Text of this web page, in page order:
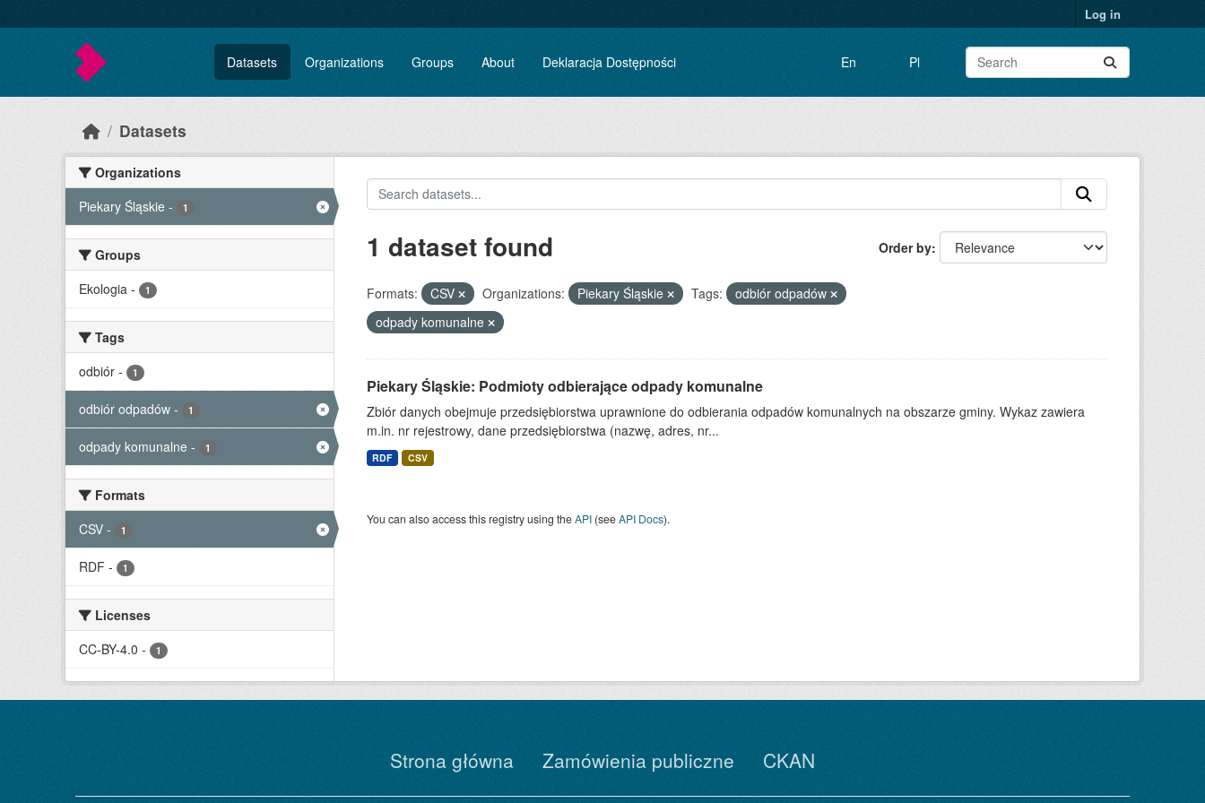
Log in
Datasets Organizations Groups About Deklaracja Dostępności En Pl
Datasets
Organizations
Piekary Śląskie - 1
Groups
Ekologia - 1
Tags
odbiór - 1
odbiór odpadów - 1
odpady komunalne - 1
Formats
CSV - 1
RDF - 1
Licenses
CC-BY-4.0 - 1
Order by
1 dataset found
Formats: CSV Organizations: Piekary Śląskie Tags:
odbiór odpadów
odpady komunalne
Piekary Śląskie: Podmioty odbierające odpady komunalne
Zbiór danych obejmuje przedsiębiorstwa uprawnione do odbierania odpadów komunalnych na obszarze gminy. Wykaz zawiera
m.in. nr rejestrowy, dane przedsiębiorstwa (nazwę, adres, nr...
RDF CSV
You can also access this registry using theAPI(seeAPI Docs).
Strona główna Zamówienia publiczne CKAN